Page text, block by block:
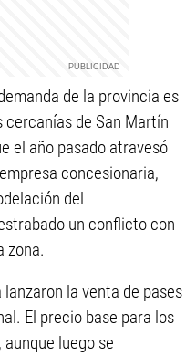
de la provincia es
cercanías de San Martín
el año pasado atravesó
concesionaria,
del
un conflicto con
zona.
la venta de pases
El precio base para los
luego se